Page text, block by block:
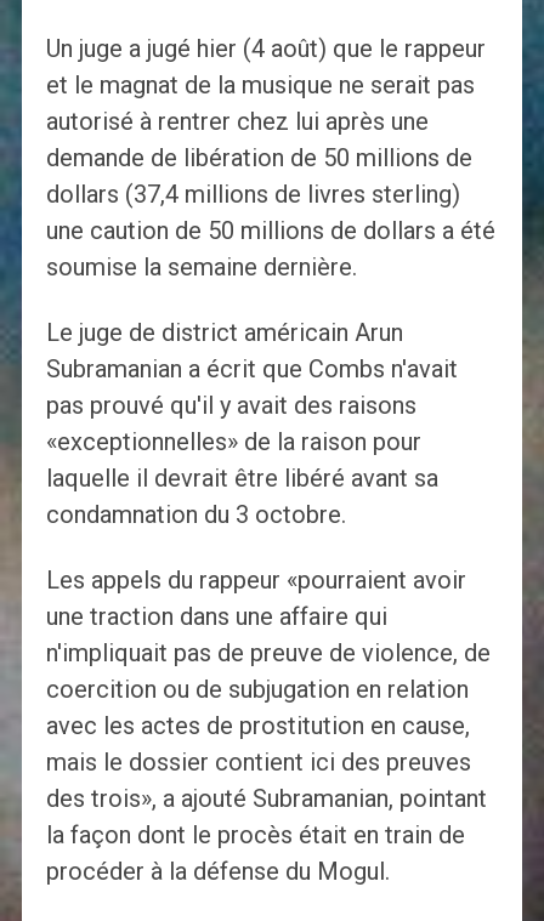
Un juge a jugé hier (4 août) que le rappeur
et le magnat de la musique ne serait pas
autorisé à rentrer chez lui après une
demande de libération de 50 millions de
dollars (37,4 millions de livres sterling)
une caution de 50 millions de dollars a été
soumise la semaine dernière.
Le juge de district américain Arun
Subramanian a écrit que Combs n'avait
pas prouvé qu'il y avait des raisons
«exceptionnelles» de la raison pour
laquelle il devrait être libéré avant sa
condamnation du 3 octobre.
Les appels du rappeur «pourraient avoir
une traction dans une affaire qui
n'impliquait pas de preuve de violence, de
coercition ou de subjugation en relation
avec les actes de prostitution en cause,
mais le dossier contient ici des preuves
des trois», a ajouté Subramanian, pointant
la façon dont le procès était en train de
procéder à la défense du Mogul.